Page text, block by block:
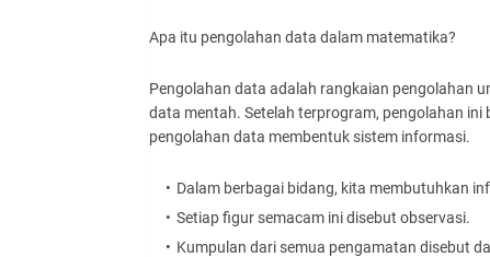
Apa itu pengolahan data dalam matematika?
Pengolahan data adalah rangkaian pengolahan
data mentah. Setelah terprogram, pengolahan
pengolahan data membentuk sistem informasi.
Dalam berbagai bidang, kita membutuhkan
Setiap figur semacam ini disebut observasi.
Kumpulan dari semua pengamatan disebut